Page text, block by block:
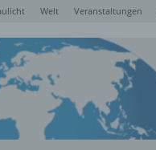
Welt Veranstaltungen